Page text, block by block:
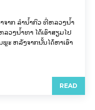
ຈາກ ລຳນ້ຳກິວ ທີ່ຫລວງນ້ຳ
ວງນ້ຳທາ ໄດ້ເອົາສຽມໄປ
ະ ຫລັງຈາກນັ້ນໄດ້ຫາເອົາ
READ